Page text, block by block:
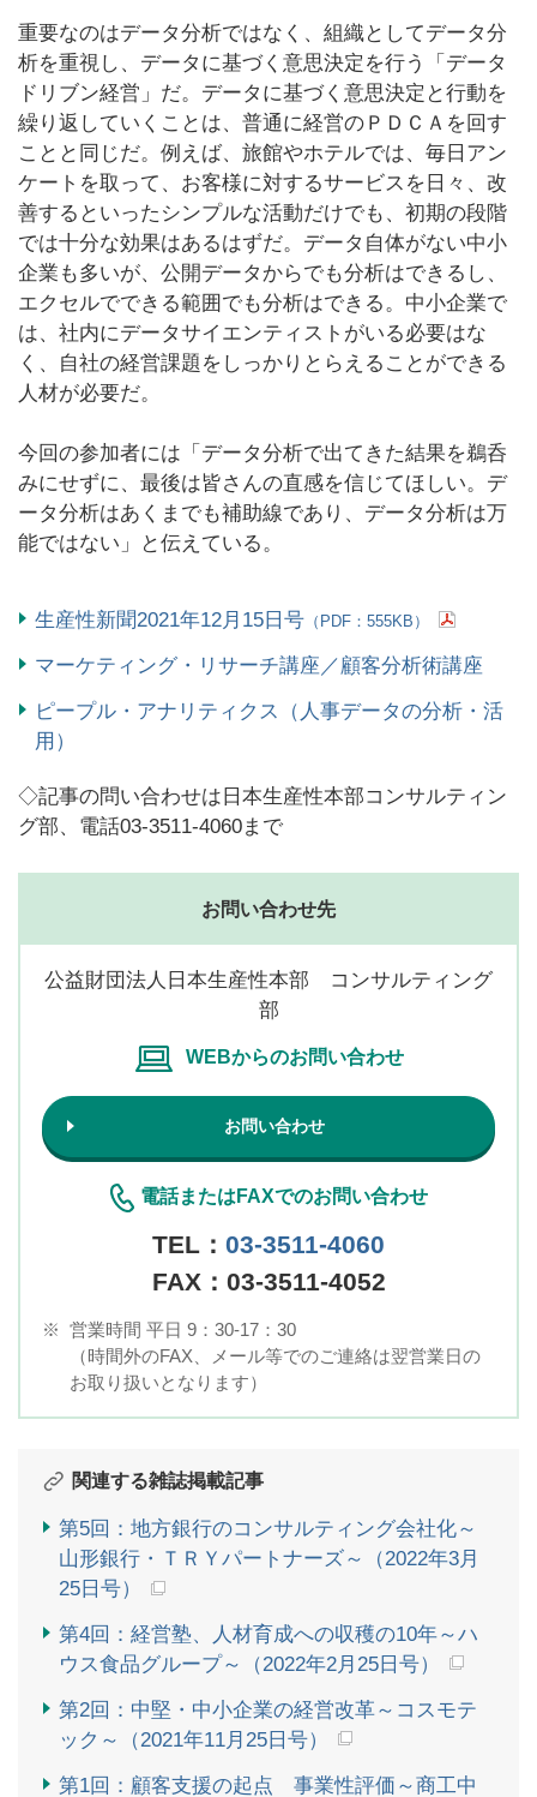
重要なのはデータ分析ではなく、組織としてデータ分
析を重視し、データに基づく意思決定を行う「データ
ドリブン経営」だ。データに基づく意思決定と行動を
繰り返していくことは、普通に経営のＰＤＣＡを回す
ことと同じだ。例えば、旅館やホテルでは、毎日アン
ケートを取って、お客様に対するサービスを日々、改
善するといったシンプルな活動だけでも、初期の段階
では十分な効果はあるはずだ。データ自体がない中小
企業も多いが、公開データからでも分析はできるし、
エクセルでできる範囲でも分析はできる。中小企業で
は、社内にデータサイエンティストがいる必要はな
く、自社の経営課題をしっかりとらえることができる
人材が必要だ。
今回の参加者には「データ分析で出てきた結果を鵜呑
みにせずに、最後は皆さんの直感を信じてほしい。デ
ータ分析はあくまでも補助線であり、データ分析は万
能ではない」と伝えている。
生産性新聞2021年12月15日号 （PDF：555KB）
マーケティング・リサーチ講座／顧客分析術講座
ピープル・アナリティクス（人事データの分析・活
用）
◇記事の問い合わせは日本生産性本部コンサルティン
グ部、電話03-3511-4060まで
お問い合わせ先
公益財団法人日本生産性本部 コンサルティング
部
WEBからのお問い合わせ
お問い合わせ
電話またはFAXでのお問い合わせ
TEL： 03-3511-4060
FAX：03-3511-4052
※ 営業時間 平日 9：30-17：30
（時間外のFAX、メール等でのご連絡は翌営業日の
お取り扱いとなります）
関連する雑誌掲載記事
第5回：地方銀行のコンサルティング会社化～
山形銀行・ＴＲＹパートナーズ～（2022年3月
25日号）
第4回：経営塾、人材育成への収穫の10年～ハ
ウス食品グループ～（2022年2月25日号）
第2回：中堅・中小企業の経営改革～コスモテ
ック～（2021年11月25日号）
第1回：顧客支援の起点 事業性評価～商工中